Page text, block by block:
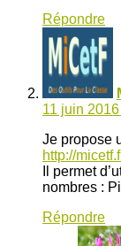
Répondre
11 juin
Je propose
http://
Il permet
nombres :
Répondre